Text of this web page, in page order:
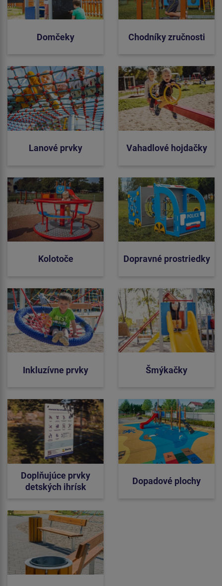
Domčeky Chodníky zručnosti
Lanové prvky Vahadlové hojdačky
Kolotoče Dopravné prostriedky
Inkluzívne prvky Šmýkačky
Doplňujúce prvky
detských ihrísk
Dopadové plochy